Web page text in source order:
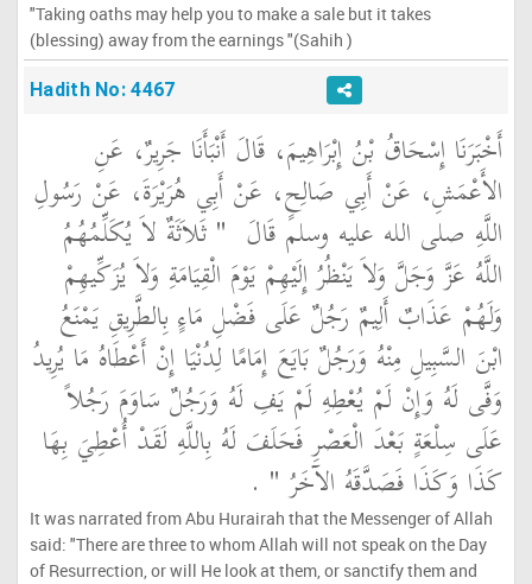
"Taking oaths may help you to make a sale but it takes
(blessing) away from the earnings "(Sahih )
Hadith No: 4467
أَخْبَرَنَا إِسْحَاقُ بْنُ إِبْرَاهِيمَ، قَالَ أَنْبَأَنَا جَرِيرٌ، عَنِ
الأَعْمَشِ، عَنْ أَبِي صَالِحٍ، عَنْ أَبِي هُرَيْرَةَ، عَنْ رَسُولِ
اللَّهِ صلى الله عليه وسلم قَالَ ‏ "‏ ثَلاَثَةٌ لاَ يُكَلِّمُهُمُ
اللَّهُ عَزَّ وَجَلَّ وَلاَ يَنْظُرُ إِلَيْهِمْ يَوْمَ الْقِيَامَةِ وَلاَ يُزَكِّيهِمْ
وَلَهُمْ عَذَابٌ أَلِيمٌ رَجُلٌ عَلَى فَضْلِ مَاءٍ بِالطَّرِيقِ يَمْنَعُ
ابْنَ السَّبِيلِ مِنْهُ وَرَجُلٌ بَايَعَ إِمَامًا لِدُنْيَا إِنْ أَعْطَاهُ مَا يُرِيدُ
وَفَّى لَهُ وَإِنْ لَمْ يُعْطِهِ لَمْ يَفِ لَهُ وَرَجُلٌ سَاوَمَ رَجُلاً
عَلَى سِلْعَةٍ بَعْدَ الْعَصْرِ فَحَلَفَ لَهُ بِاللَّهِ لَقَدْ أُعْطِيَ بِهَا
كَذَا وَكَذَا فَصَدَّقَهُ الآخَرُ ‏" ‏ ‏.‏
It was narrated from Abu Hurairah that the Messenger of Allah
said: "There are three to whom Allah will not speak on the Day
of Resurrection, or will He look at them, or sanctify them and